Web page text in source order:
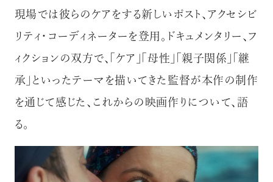
現場では彼らのケアをする新しいポスト、アクセシビ
リティ・コーディネーターを登用。ドキュメンタリー、フ
ィクションの双方で、「ケア」「母性」「親子関係」「継
承」といったテーマを描いてきた監督が本作の制作
を通じて感じた、これからの映画作りについて、語
る。